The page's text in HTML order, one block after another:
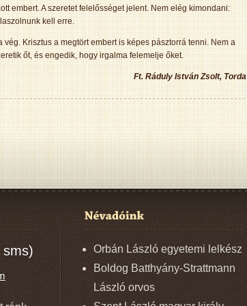
embert. A szeretet felelősséget jelent. Nem elég kimondani:
kell erre.
Krisztus a megtört embert is képes pásztorrá tenni. Nem a
őt, és engedik, hogy irgalma felemelje őket.
Ft. Ráduly István Zsolt, Torda
sms)
Orbán László egyetemi lelkész
Boldog Batthyány-Strattmann
László orvos